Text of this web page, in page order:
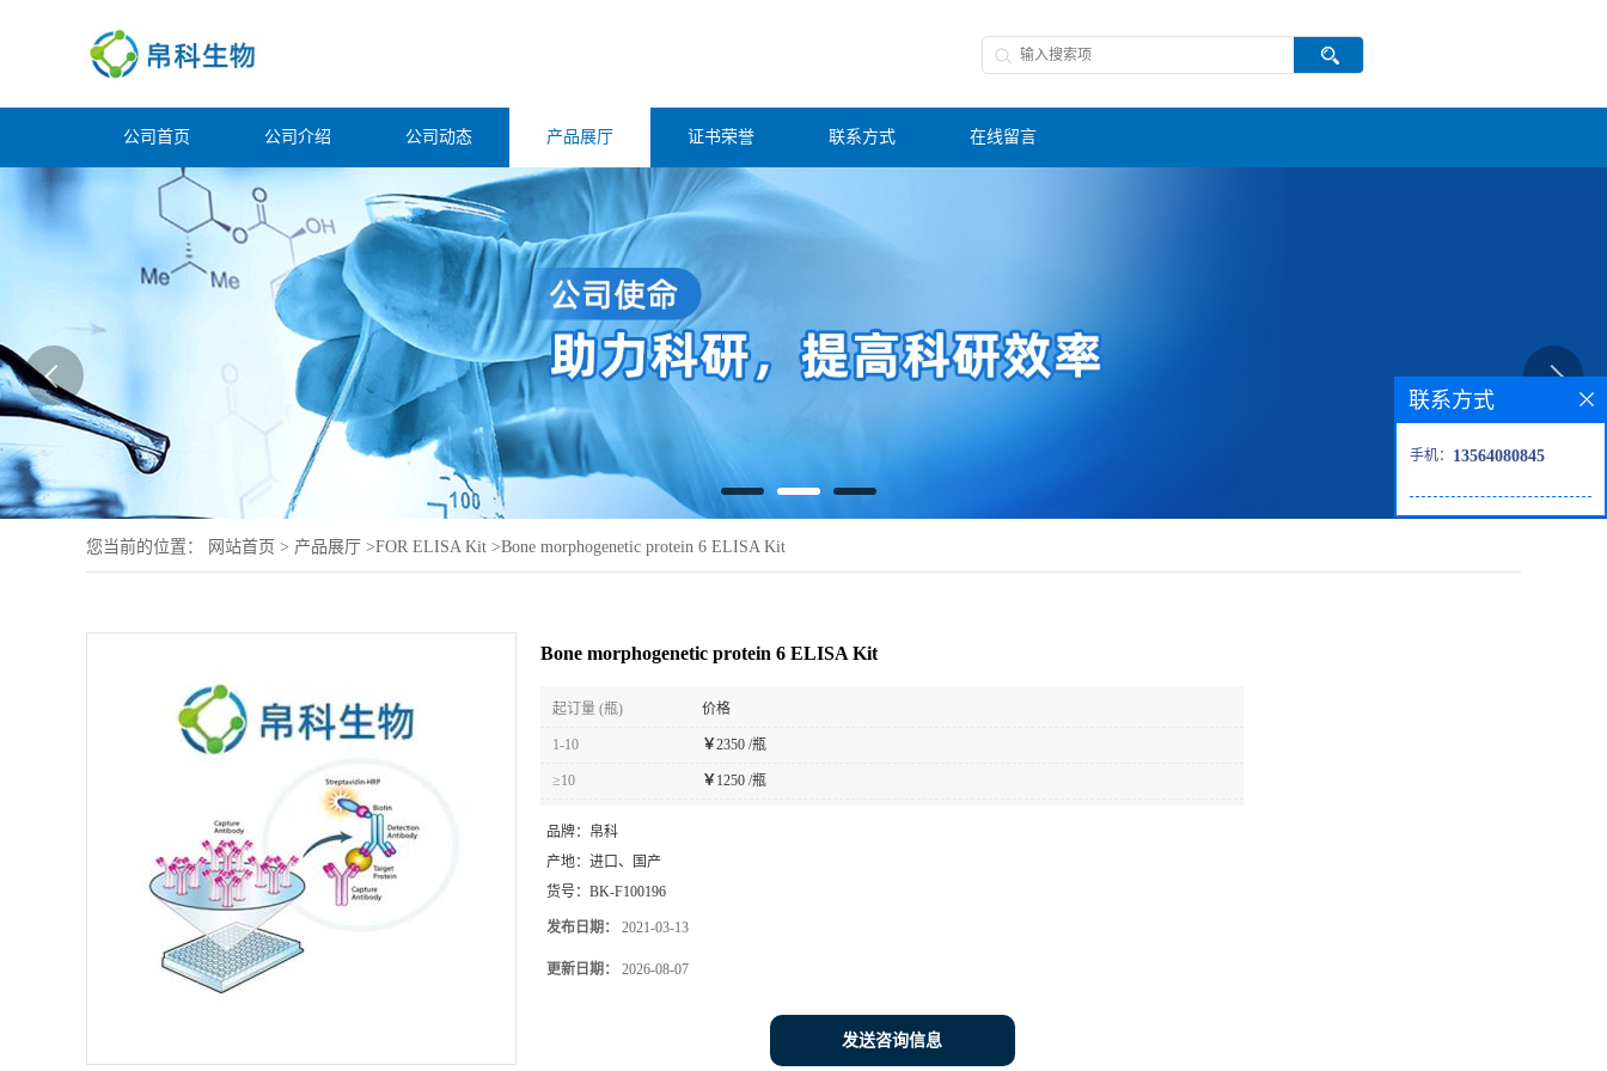
公司首页 公司介绍 公司动态 产品展厅 证书荣誉 联系方式 在线留言
您当前的位置： 网站首页 > 产品展厅 >FOR ELISA Kit >Bone morphogenetic protein 6 ELISA Kit
Bone morphogenetic protein 6 ELISA Kit
起订量 (瓶) 价格
1-10 ￥2350 /瓶
≥10 ￥1250 /瓶
品牌： 帛科
产地： 进口、国产
货号： BK-F100196
发布日期： 2021-03-13
更新日期： 2026-08-07
发送咨询信息
联系方式
手机： 13564080845